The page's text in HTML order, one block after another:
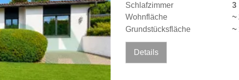
Schlafzimmer
3
Wohnfläche
~
Grundstücksfläche
~
Details